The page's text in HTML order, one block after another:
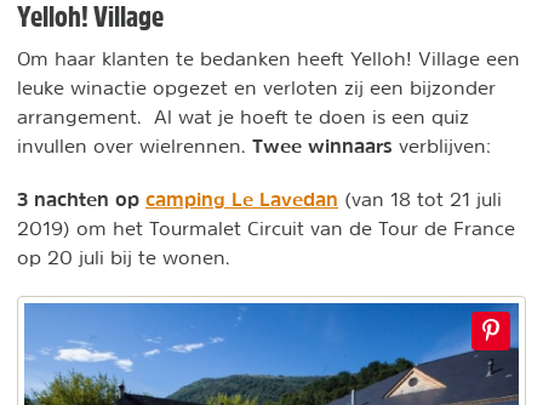
Yelloh! Village
Om haar klanten te bedanken heeft Yelloh! Village een
leuke winactie opgezet en verloten zij een bijzonder
arrangement. Al wat je hoeft te doen is een quiz
invullen over wielrennen. Twee winnaars verblijven:
3 nachten op camping Le Lavedan (van 18 tot 21 juli
2019) om het Tourmalet Circuit van de Tour de France
op 20 juli bij te wonen.